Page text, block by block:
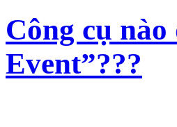
Công cụ
Event”???